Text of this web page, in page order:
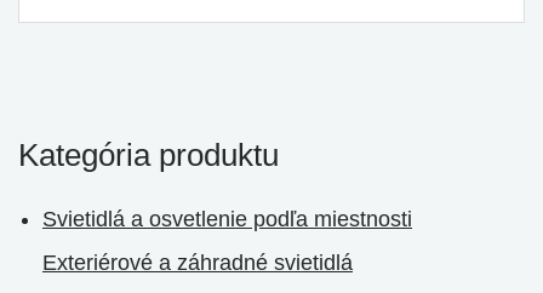
Kategória produktu
Svietidlá a osvetlenie podľa miestnosti
Exteriérové a záhradné svietidlá